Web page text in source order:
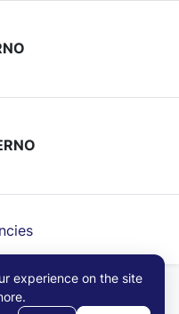
experience on the site
.